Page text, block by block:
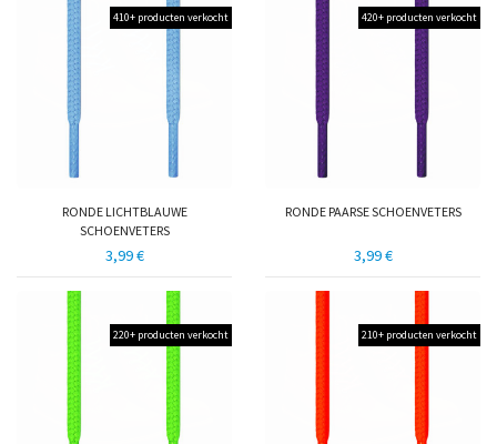
410+ producten verkocht
RONDE LICHTBLAUWE
SCHOENVETERS
3,99 €
420+ producten verkocht
RONDE PAARSE SCHOENVETERS
3,99 €
220+ producten verkocht 210+ producten verkocht